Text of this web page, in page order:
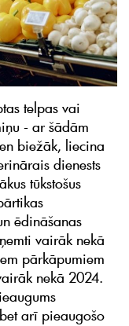
telpas vai
- ar šādām
biežāk, liecina
dienests
tūkstošus
ēdināšanas
vairāk nekā
pārkāpumiem
nekā 2024.
arī pieaugošo